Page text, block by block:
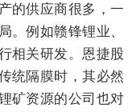
的供应商很多，一
。例如赣锋锂业、
相关研发。恩捷股
统隔膜时，其必然
矿资源的公司也对